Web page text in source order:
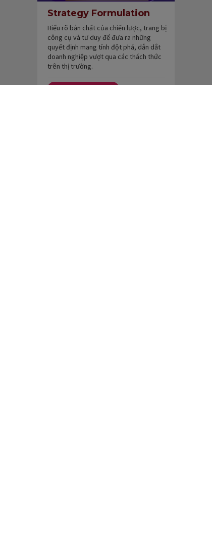
Hiểu rõ bản chất của chiến lược, trang bị
công cụ và tư duy để đưa ra những
quyết định mang tính đột phá, dẫn dắt
doanh nghiệp vượt qua các thách thức
trên thị trường.
Strategy Formulation